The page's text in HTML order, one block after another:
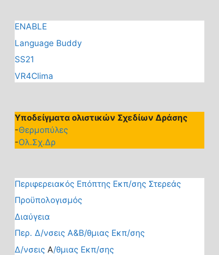
ENABLE
Language Buddy
SS21
VR4Clima
Υποδείγματα ολιστικών Σχεδίων Δράσης
-Θερμοπύλες
-Ολ.Σχ.Δρ
Περιφερειακός Επόπτης Εκπ/σης Στερεάς
Προϋπολογισμός
Διαύγεια
Περ. Δ/νσεις Α&Β/θμιας Εκπ/σης
Δ/νσεις Α/θμιας Εκπ/σης